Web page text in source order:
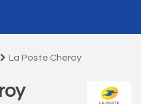
La Poste Cheroy